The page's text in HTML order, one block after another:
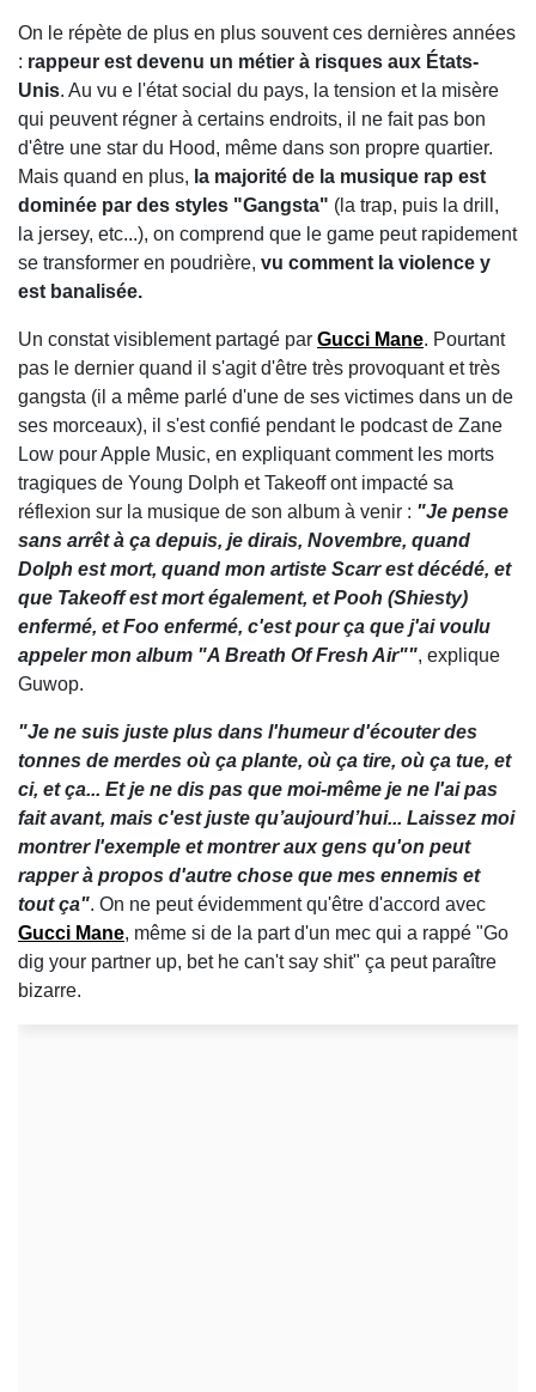
On le répète de plus en plus souvent ces dernières années
: rappeur est devenu un métier à risques aux États-
Unis. Au vu e l'état social du pays, la tension et la misère
qui peuvent régner à certains endroits, il ne fait pas bon
d'être une star du Hood, même dans son propre quartier.
Mais quand en plus, la majorité de la musique rap est
dominée par des styles "Gangsta" (la trap, puis la drill,
la jersey, etc...), on comprend que le game peut rapidement
se transformer en poudrière, vu comment la violence y
est banalisée.
Un constat visiblement partagé par Gucci Mane. Pourtant
pas le dernier quand il s'agit d'être très provoquant et très
gangsta (il a même parlé d'une de ses victimes dans un de
ses morceaux), il s'est confié pendant le podcast de Zane
Low pour Apple Music, en expliquant comment les morts
tragiques de Young Dolph et Takeoff ont impacté sa
réflexion sur la musique de son album à venir : "Je pense
sans arrêt à ça depuis, je dirais, Novembre, quand
Dolph est mort, quand mon artiste Scarr est décédé, et
que Takeoff est mort également, et Pooh (Shiesty)
enfermé, et Foo enfermé, c'est pour ça que j'ai voulu
appeler mon album "A Breath Of Fresh Air"", explique
Guwop.
"Je ne suis juste plus dans l'humeur d'écouter des
tonnes de merdes où ça plante, où ça tire, où ça tue, et
ci, et ça... Et je ne dis pas que moi-même je ne l'ai pas
fait avant, mais c'est juste qu’aujourd’hui... Laissez moi
montrer l'exemple et montrer aux gens qu'on peut
rapper à propos d'autre chose que mes ennemis et
tout ça". On ne peut évidemment qu'être d'accord avec
Gucci Mane, même si de la part d'un mec qui a rappé "Go
dig your partner up, bet he can't say shit" ça peut paraître
bizarre.